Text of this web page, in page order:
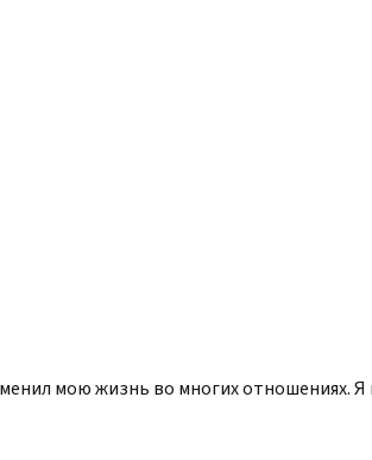
мою жизнь во многих отношениях. Я